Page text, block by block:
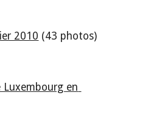
2010 (43 photos)
Luxembourg en